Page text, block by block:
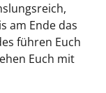
am Ende das
führen Euch
Euch mit